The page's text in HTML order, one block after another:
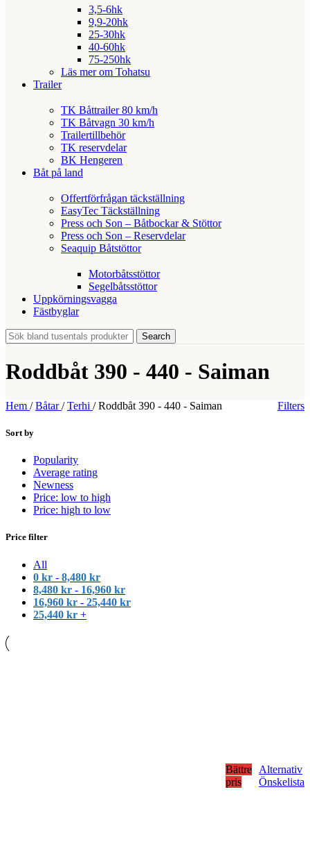
3,5-6hk
9,9-20hk
25-30hk
40-60hk
75-250hk
Läs mer om Tohatsu
Trailer
TK Båttrailer 80 km/h
TK Båtvagn 30 km/h
Trailertillbehör
TK reservdelar
BK Hengeren
Båt på land
Offertförfrågan täckställning
EasyTec Täckställning
Press och Son – Båtbockar & Stöttor
Press och Son – Reservdelar
Seaquip Båtstöttor
Motorbåtsstöttor
Segelbåtsstöttor
Uppkörningsvagga
Fästbyglar
Search
Roddbåt 390 - 440 - Saiman
Hem / Båtar/ Terhi / Roddbåt 390 - 440 - Saiman Filters
Sort by
Popularity
Average rating
Newness
Price: low to high
Price: high to low
Price filter
All
0 kr - 8,480 kr
8,480 kr - 16,960 kr
16,960 kr - 25,440 kr
25,440 kr +
Bättre
pris
Alternativ
Önskelista